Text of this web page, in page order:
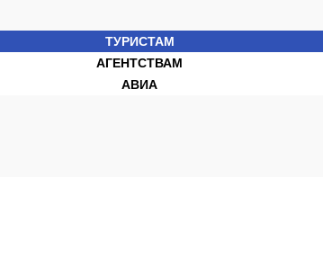
ТУРИСТАМ
АГЕНТСТВАМ
АВИА